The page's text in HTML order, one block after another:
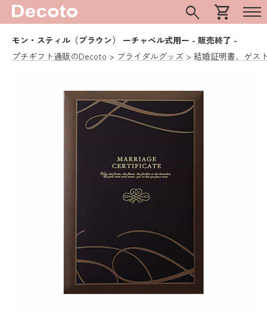
search shopping_cart
モン・スティル（ブラウン） ーチャペル式用ー - 販売終了 -
プチギフト通販のDecoto
ブライダルグッズ 結婚証明書、ゲス